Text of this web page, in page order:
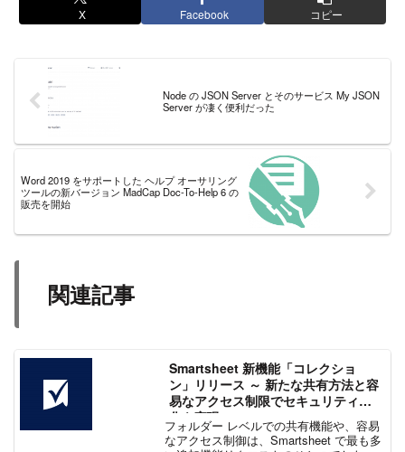
X Facebook コピー
Node の JSON Server とそのサービス My JSON
Server が凄く便利だった
Word 2019 をサポートした ヘルプ オーサリング
ツールの新バージョン MadCap Doc-To-Help 6 の
販売を開始
関連記事
Smartsheet 新機能「コレクショ
ン」リリース ～ 新たな共有方法と容
易なアクセス制限でセキュリティ強
化を実現
フォルダー レベルでの共有機能や、容易
なアクセス制御は、Smartsheet で最も多